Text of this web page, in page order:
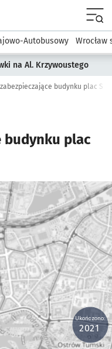
Autobusowy Wrocław
na Al. Krzywoustego
budynku plac
budynku plac
Ukończono:
2021